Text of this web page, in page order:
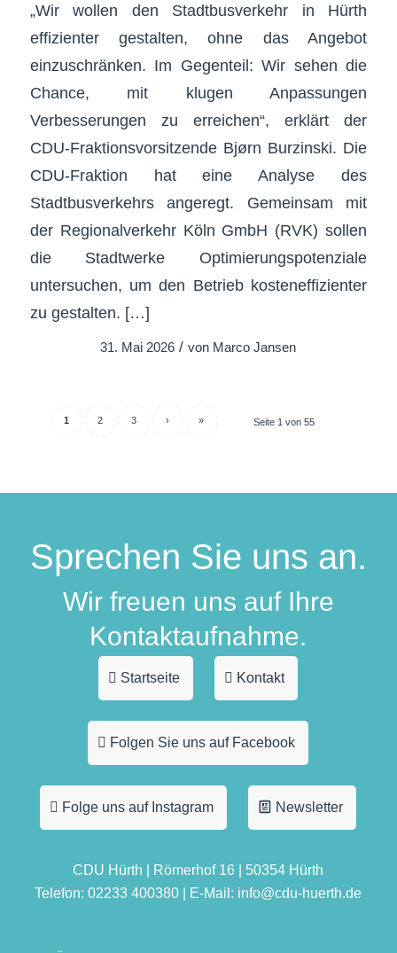
„Wir wollen den Stadtbusverkehr in Hürth
effizienter gestalten, ohne das Angebot
einzuschränken. Im Gegenteil: Wir sehen die
Chance, mit klugen Anpassungen
Verbesserungen zu erreichen“, erklärt der
CDU-Fraktionsvorsitzende Bjørn Burzinski. Die
CDU-Fraktion hat eine Analyse des
Stadtbusverkehrs angeregt. Gemeinsam mit
der Regionalverkehr Köln GmbH (RVK) sollen
die Stadtwerke Optimierungspotenziale
untersuchen, um den Betrieb kosteneffizienter
zu gestalten. […]
31. Mai 2026 / von Marco Jansen
Seite 1 von 55
1 2 3 › »
Sprechen Sie uns an.
Wir freuen uns auf Ihre
Kontaktaufnahme.
Startseite Kontakt
Folgen Sie uns auf Facebook
Folge uns auf Instagram Newsletter
CDU Hürth | Römerhof 16 | 50354 Hürth
Telefon: 02233 400380 | E-Mail: info@cdu-huerth.de